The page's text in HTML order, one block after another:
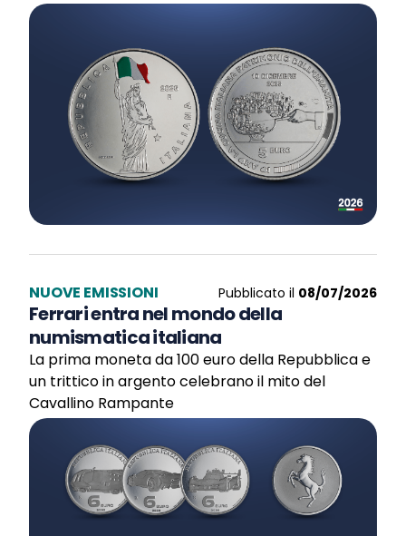
NUOVE EMISSIONI Pubblicato il 08/07/2026
Ferrari entra nel mondo della
numismatica italiana
La prima moneta da 100 euro della Repubblica e
un trittico in argento celebrano il mito del
Cavallino Rampante